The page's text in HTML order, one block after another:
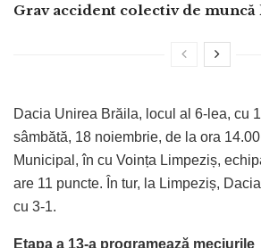
Grav accident colectiv de muncă
Dacia Unirea Brăila, locul al 6-lea, cu
sâmbătă, 18 noiembrie, de la ora
Municipal, în cu Voința Limpeziș,
are 11 puncte. În tur, la Limpeziș,
cu 3-1.
Etapa a 13-a programează meciurile